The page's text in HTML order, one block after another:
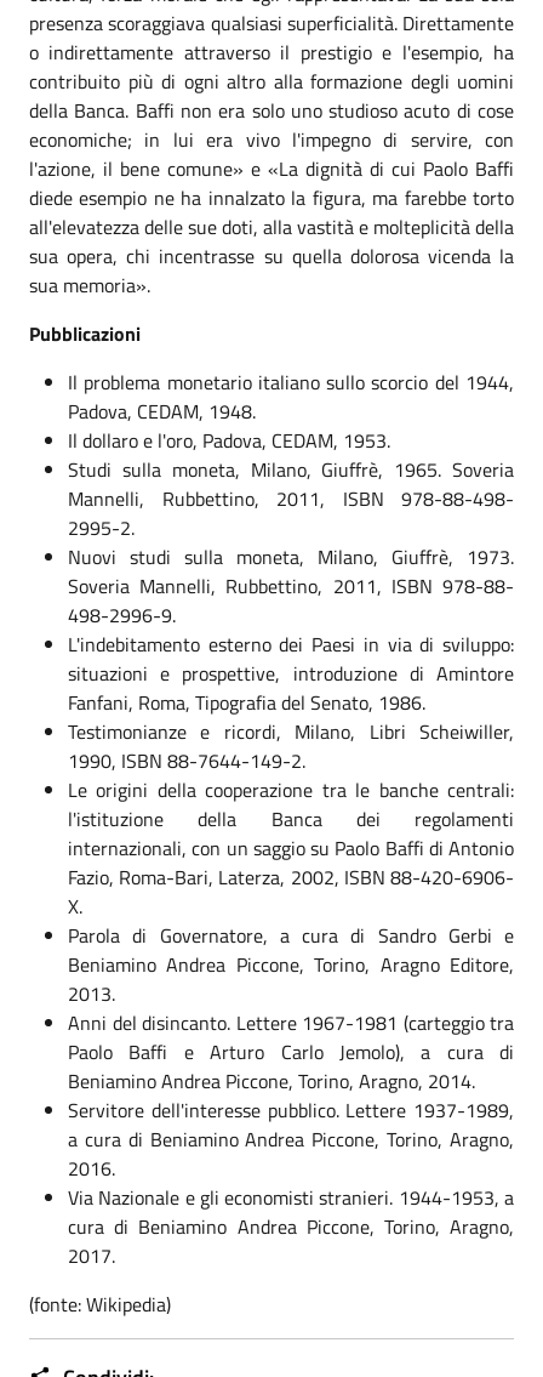
presenza scoraggiava qualsiasi superficialità. Direttamente
o indirettamente attraverso il prestigio e l'esempio, ha
contribuito più di ogni altro alla formazione degli uomini
della Banca. Baffi non era solo uno studioso acuto di cose
economiche; in lui era vivo l'impegno di servire, con
l'azione, il bene comune» e «La dignità di cui Paolo Baffi
diede esempio ne ha innalzato la figura, ma farebbe torto
all'elevatezza delle sue doti, alla vastità e molteplicità della
sua opera, chi incentrasse su quella dolorosa vicenda la
sua memoria».
Pubblicazioni
Il problema monetario italiano sullo scorcio del 1944,
Padova, CEDAM, 1948.
Il dollaro e l'oro, Padova, CEDAM, 1953.
Studi sulla moneta, Milano, Giuffrè, 1965. Soveria
Mannelli, Rubbettino, 2011, ISBN 978-88-498-
2995-2.
Nuovi studi sulla moneta, Milano, Giuffrè, 1973.
Soveria Mannelli, Rubbettino, 2011, ISBN 978-88-
498-2996-9.
L'indebitamento esterno dei Paesi in via di sviluppo:
situazioni e prospettive, introduzione di Amintore
Fanfani, Roma, Tipografia del Senato, 1986.
Testimonianze e ricordi, Milano, Libri Scheiwiller,
1990, ISBN 88-7644-149-2.
Le origini della cooperazione tra le banche centrali:
l'istituzione della Banca dei regolamenti
internazionali, con un saggio su Paolo Baffi di Antonio
Fazio, Roma-Bari, Laterza, 2002, ISBN 88-420-6906-
X.
Parola di Governatore, a cura di Sandro Gerbi e
Beniamino Andrea Piccone, Torino, Aragno Editore,
2013.
Anni del disincanto. Lettere 1967-1981 (carteggio tra
Paolo Baffi e Arturo Carlo Jemolo), a cura di
Beniamino Andrea Piccone, Torino, Aragno, 2014.
Servitore dell'interesse pubblico. Lettere 1937-1989,
a cura di Beniamino Andrea Piccone, Torino, Aragno,
2016.
Via Nazionale e gli economisti stranieri. 1944-1953, a
cura di Beniamino Andrea Piccone, Torino, Aragno,
2017.
(fonte: Wikipedia)